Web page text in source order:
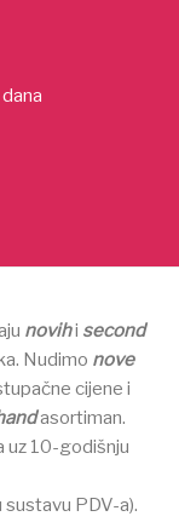
novihi second
Nudimo nove
cijene i
asortiman.
uz 10-godišnju
sustavu PDV-a).